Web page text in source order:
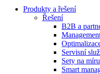
Produktový katalog​
Objevte naše produkty.
Produkty a řešení
Řešení
B2B a
Servisní
Sety na míru
Smart